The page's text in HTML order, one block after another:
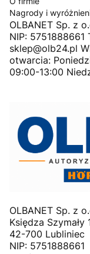
Nagrody i
OLBANET Sp. z
NIP:
sklep@olb24.pl
otwarcia:
09:00-13:00
OLBANET Sp. z
Księdza Szymały
42-700 Lubliniec
NIP: 5751888661